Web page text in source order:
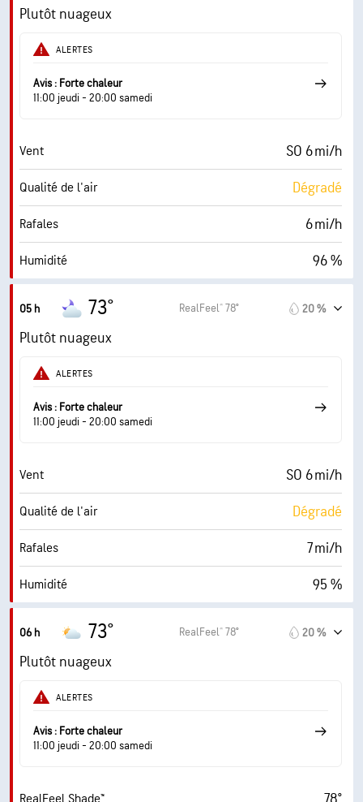
AccuLumen Brightness Index™
Couverture nuageuse
Visibilité 10 mi
Plutôt nuageux
ALERTES
Avis : Forte chaleur
11:00 jeudi - 20:00 samedi
Vent SO 6 mi/h
Qualité de l'air Dégradé
Rafales 6 mi/h
Humidité 96 %
Point de rosée
AccuLumen Brightness Index™
Couverture nuageuse
Visibilité 10 mi
05 h 73° RealFeel® 78° 20 %
Plutôt nuageux
ALERTES
Avis : Forte chaleur
11:00 jeudi - 20:00 samedi
Vent SO 6 mi/h
Qualité de l'air Dégradé
Rafales 7 mi/h
Humidité 95 %
Point de rosée
AccuLumen Brightness Index™
Couverture nuageuse
Visibilité 10 mi
06 h 73° RealFeel® 78° 20 %
Plutôt nuageux
ALERTES
Avis : Forte chaleur
11:00 jeudi - 20:00 samedi